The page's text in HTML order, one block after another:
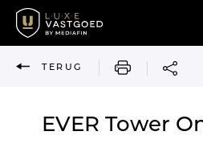
TERUG AFDRUKKEN
EVER Tower